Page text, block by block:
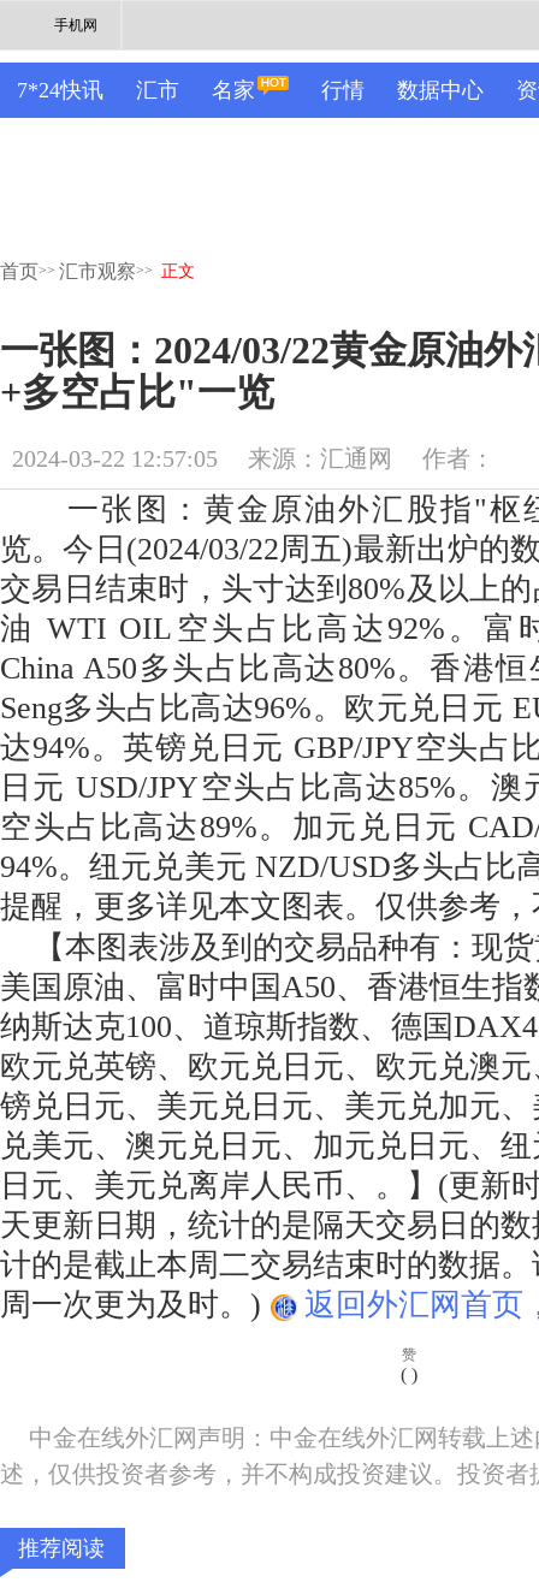
手机网
7*24快讯 汇市 名家 行情 数据中心
首页>> 汇市观察>> 正文
一张图：2024/03/22黄金原油
+多空占比"一览
2024-03-22 12:57:05 来源：汇通网 作者：
一张图：黄金原油外汇股指"枢
览。今日(2024/03/22周五)最新出炉的
交易日结束时，头寸达到80%及以上
油 WTI OIL空头占比高达92%。富
China A50多头占比高达80%。香港
Seng多头占比高达96%。欧元兑日元
达94%。英镑兑日元 GBP/JPY空头占
日元 USD/JPY空头占比高达85%。澳
空头占比高达89%。加元兑日元
94%。纽元兑美元 NZD/USD多头占比
提醒，更多详见本文图表。仅供参考
【本图表涉及到的交易品种有：现
美国原油、富时中国A50、香港恒生指
纳斯达克100、道琼斯指数、德国
欧元兑英镑、欧元兑日元、欧元兑澳
镑兑日元、美元兑日元、美元兑加元
兑美元、澳元兑日元、加元兑日元、
日元、美元兑离岸人民币、。】(更新
天更新日期，统计的是隔天交易日的
计的是截止本周二交易结束时的数据
周一次更为及时。)
返回外汇网首页
赞
( )
中金在线外汇网声明：中金在线外汇网转载上
述，仅供投资者参考，并不构成投资建议。投资
推荐阅读